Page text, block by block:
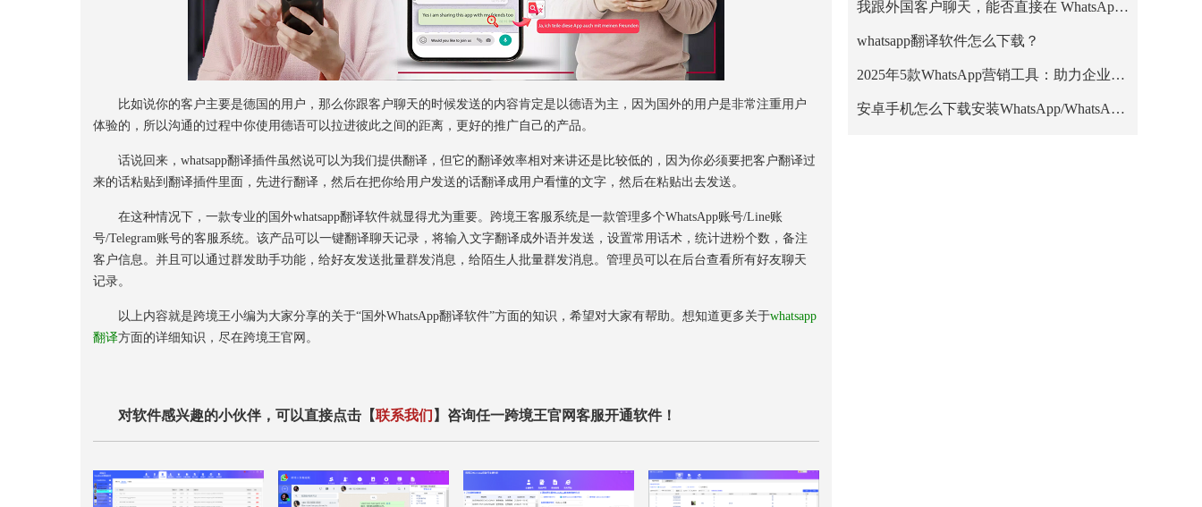
比如说你的客户主要是德国的用户，那么你跟客户聊天的时候发送的内容肯定是以德语为主，因为国外的用户是非常注重用户
体验的，所以沟通的过程中你使用德语可以拉进彼此之间的距离，更好的推广自己的产品。
话说回来，whatsapp翻译插件虽然说可以为我们提供翻译，但它的翻译效率相对来讲还是比较低的，因为你必须要把客户翻译过
来的话粘贴到翻译插件里面，先进行翻译，然后在把你给用户发送的话翻译成用户看懂的文字，然后在粘贴出去发送。
在这种情况下，一款专业的国外whatsapp翻译软件就显得尤为重要。跨境王客服系统是一款管理多个WhatsApp账号/Line账
号/Telegram账号的客服系统。该产品可以一键翻译聊天记录，将输入文字翻译成外语并发送，设置常用话术，统计进粉个数，备注
客户信息。并且可以通过群发助手功能，给好友发送批量群发消息，给陌生人批量群发消息。管理员可以在后台查看所有好友聊天
记录。
以上内容就是跨境王小编为大家分享的关于“国外WhatsApp翻译软件”方面的知识，希望对大家有帮助。想知道更多关于whatsapp
翻译方面的详细知识，尽在跨境王官网。
对软件感兴趣的小伙伴，可以直接点击【联系我们 】咨询任一跨境王官网客服开通软件！
我跟外国客户聊天，能否直接在 WhatsApp 里把英文消息翻成中文？
whatsapp翻译软件怎么下载？
2025年5款WhatsApp营销工具：助力企业高效拓客与私域增长
安卓手机怎么下载安装WhatsApp/WhatsApp Business？